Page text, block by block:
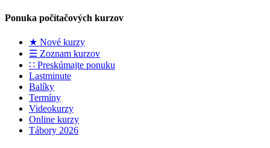
Ponuka počítačových kurzov
★ Nové kurzy
☰ Zoznam kurzov
∷ Preskúmajte ponuku
Lastminute
Balíky
Termíny
Videokurzy
Online kurzy
Tábory 2026